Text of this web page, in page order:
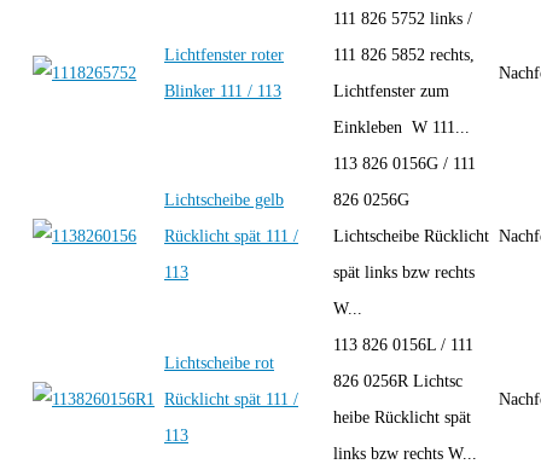
Lichtfenster roter
Blinker 111 / 113
111 826 5752 links /
111 826 5852 rechts,
Lichtfenster zum
Einkleben W 111...
Lichtscheibe gelb
Rücklicht spät 111 /
113
113 826 0156G / 111
826 0256G
Lichtscheibe Rücklicht
spät links bzw rechts
W...
Lichtscheibe rot
Rücklicht spät 111 /
113
113 826 0156L / 111
826 0256R Lichtsc
heibe Rücklicht spät
links bzw rechts W...